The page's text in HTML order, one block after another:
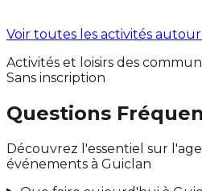
Voir toutes les activités
Activités et loisirs des
Sans inscription
Questions
Découvrez l'essentiel sur
événements à Guiclan